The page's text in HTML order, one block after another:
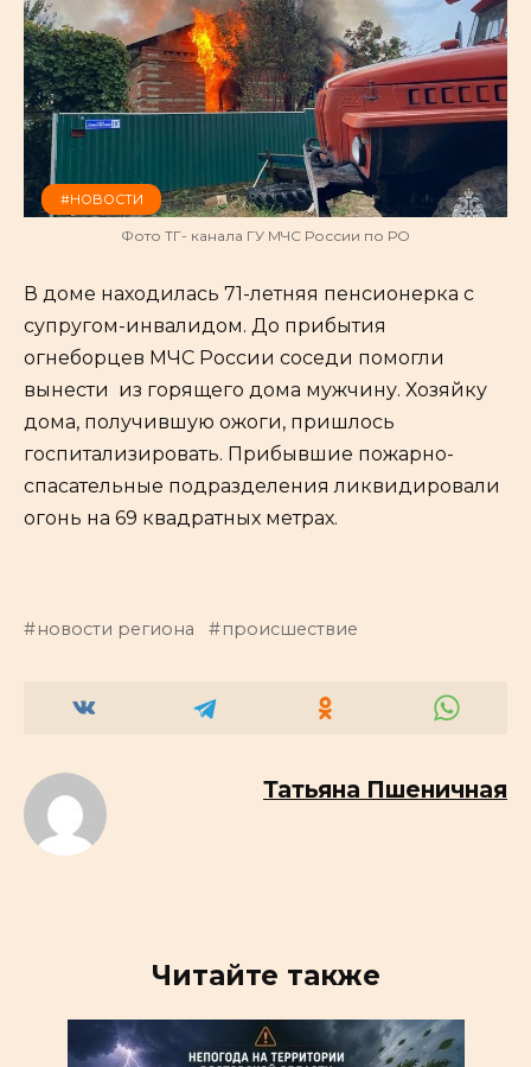
#НОВОСТИ
Фото ТГ- канала ГУ МЧС России по РО
В доме находилась 71-летняя пенсионерка с
супругом-инвалидом. До прибытия
огнеборцев МЧС России соседи помогли
вынести из горящего дома мужчину. Хозяйку
дома, получившую ожоги, пришлось
госпитализировать. Прибывшие пожарно-
спасательные подразделения ликвидировали
огонь на 69 квадратных метрах.
новости региона происшествие
Татьяна Пшеничная
Читайте также